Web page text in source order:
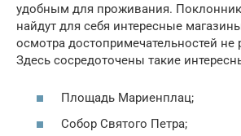
удобным для проживания.
найдут для себя интересные
осмотра достопримечательностей не
Здесь сосредоточены такие
Площадь Мариенплац;
Собор Святого Петра;